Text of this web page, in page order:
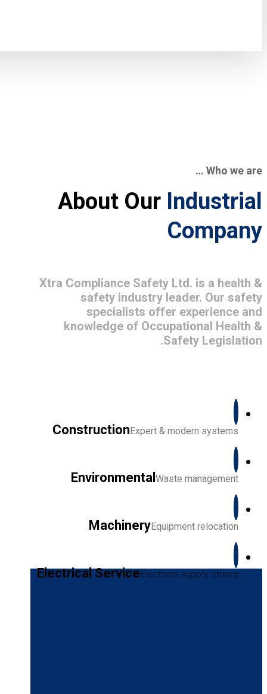
Who we are …
About Our Industrial
Company
Xtra Compliance Safety Ltd. is a health &
safety industry leader. Our safety
specialists offer experience and
knowledge of Occupational Health &
Safety Legislation.
ConstructionExpert & modern systems
Environmental Waste management
MachineryEquipment relocation
Electrical ServiceElectrical supply stores